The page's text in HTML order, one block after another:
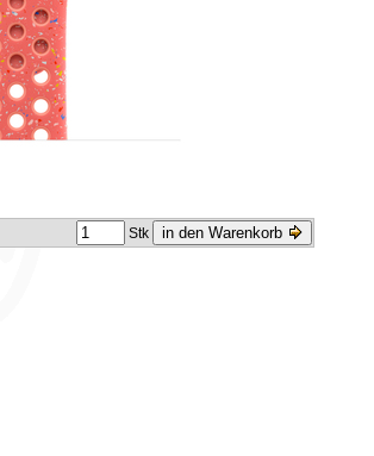
Stk in den Warenkorb